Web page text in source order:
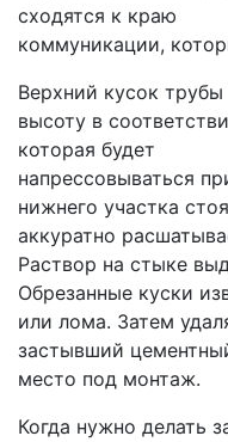
сходятся к краю
коммуникации,
Верхний кусок
высоту в
которая будет
напрессовываться
нижнего участка
аккуратно
Раствор на стыке
Обрезанные куски
или лома. Затем
застывший
место под монтаж.
Когда нужно делать